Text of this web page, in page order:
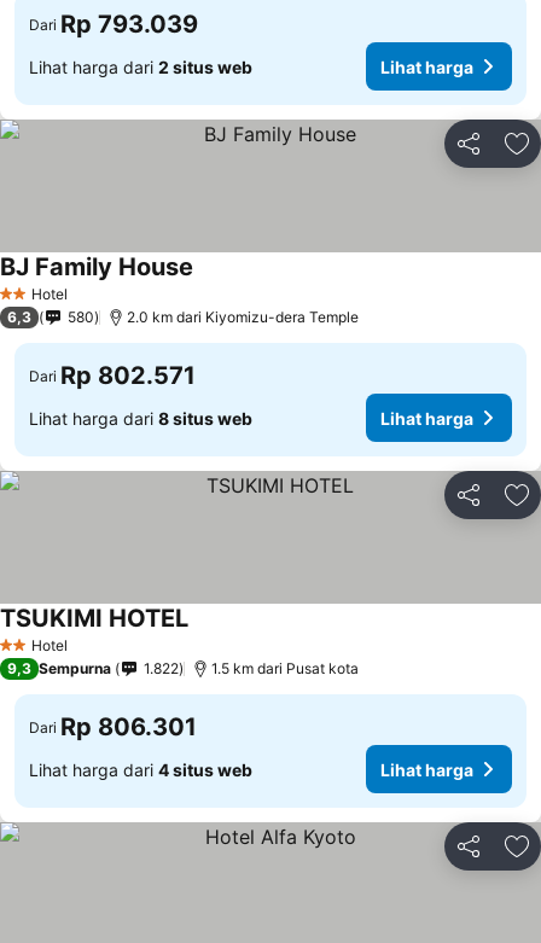
Dari Rp 793.039
Lihat harga dari 2 situs web Lihat harga
Bagikan
2 Bintang
Hotel
BJ Family House
6,3 580 2.0 km dari Kiyomizu-dera Temple
Dari Rp 802.571
Lihat harga dari 8 situs web Lihat harga
Bagikan
2 Bintang
Hotel
TSUKIMI HOTEL
9,3 Sempurna 1.822 1.5 km dari Pusat kota
Dari Rp 806.301
Lihat harga dari 4 situs web Lihat harga
Bagikan